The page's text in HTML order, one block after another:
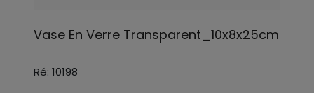
Vase En Verre Transparent_10x8x25cm
Ré: 10198